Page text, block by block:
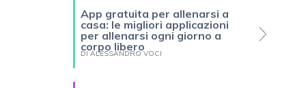
App gratuita per allenarsi a
casa: le migliori applicazioni
per allenarsi ogni giorno a
corpo libero
DI ALESSANDRO VOCI